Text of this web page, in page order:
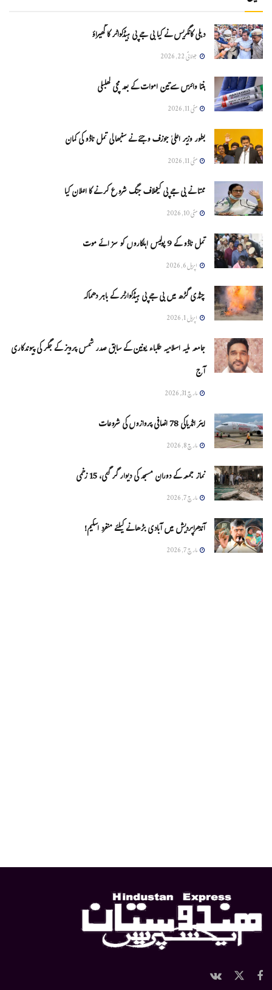
دہلی کانگریس نے کیا بی جے پی ہیڈکواٹر کا گھیراؤ
جولائی 22, 2026
ہنتا وائرس سےتین اموات کے بعد مچی کھلبلی
مئی 11, 2026
بطور وزیر اعلیٰ جوزف وجئے نے سنبھالی تمل ناڈو کی کمان
مئی 11, 2026
ممتا نے بی جے پی کیخلاف جنگ شروع کرنے کا اعلان کیا
مئی 10, 2026
تمل ناڈو کے 9 پولیس اہلکاروں کو سزائے موت
اپریل 6, 2026
چنڈی گڑھ میں بی جے پی ہیڈکوارٹر کے باہر دھماکہ
اپریل 1, 2026
جامعہ ملیہ اسلامیہ طلباء یونین کے سابق صدر شمس پرویز کے جگر کی پیوندکاری
آج
مارچ 31, 2026
ایئر انڈیاکی 78 اضافی پروازوں کی شروعات
مارچ 8, 2026
نماز جمعہ کے دوران مسجد کی دیوار گر گئی، 15 زخمی
مارچ 7, 2026
آندھراپردیش میں آبادی بڑھانے کیلئے منفرد اسکیم!
مارچ 7, 2026